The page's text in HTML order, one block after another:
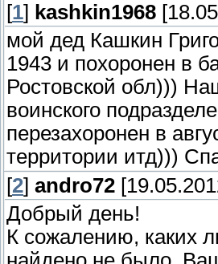
[1] kashkin1968
мой дед Кашкин
1943 и похоронен в
Ростовской обл)))
воинского
перезахоронен в
территории итд)))
[2] andro72
Добрый день!
К сожалению, каких